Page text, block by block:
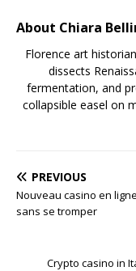
About Chiara
Florence art
dissects
fermentation, and
collapsible easel on
PREVIOUS
Nouveau casino en
sans se tromper
Crypto casino in